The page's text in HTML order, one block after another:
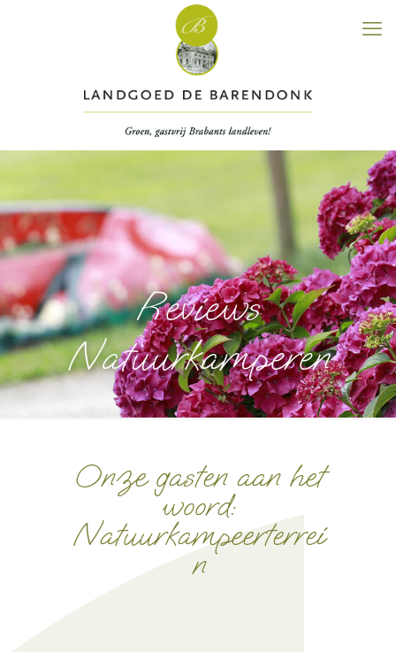
Reviews
Natuurkamperen
Onze gasten aan het
woord:
Natuurkampeerterrei
n